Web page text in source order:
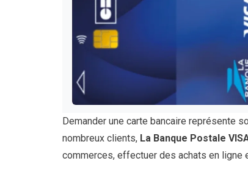
Demander une carte bancaire représente
nombreux clients, La Banque Postale
commerces, effectuer des achats en